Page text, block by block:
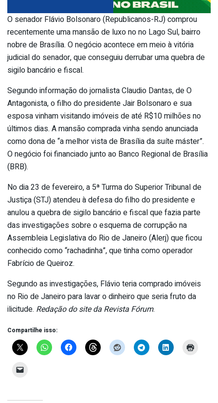
O senador Flávio Bolsonaro (Republicanos-RJ) comprou
recentemente uma mansão de luxo no no Lago Sul, bairro
nobre de Brasília. O negócio acontece em meio à vitória
judicial do senador, que conseguiu derrubar uma quebra de
sigilo bancário e fiscal.
Segundo informação do jornalista Claudio Dantas, de O
Antagonista, o filho do presidente Jair Bolsonaro e sua
esposa vinham visitando imóveis de até R$10 milhões no
últimos dias. A mansão comprada vinha sendo anunciada
como dona de “a melhor vista de Brasília da suíte máster”.
O negócio foi financiado junto ao Banco Regional de Brasília
(BRB).
No dia 23 de fevereiro, a 5ª Turma do Superior Tribunal de
Justiça (STJ) atendeu à defesa do filho do presidente e
anulou a quebra de sigilo bancário e fiscal que fazia parte
das investigações sobre o esquema de corrupção na
Assembleia Legislativa do Rio de Janeiro (Alerj) que ficou
conhecido como “rachadinha”, que tinha como operador
Fabrício de Queiroz.
Segundo as investigações, Flávio teria comprado imóveis
no Rio de Janeiro para lavar o dinheiro que seria fruto da
ilicitude. Redação do site da Revista Fórum.
Compartilhe isso: